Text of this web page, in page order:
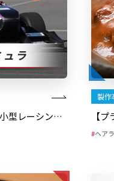
【プラスチックカード作成・事例】小型レーシングカーの学生コンテスト「学生フォーミュラ」イベントスタッフパス
製作
ヘア